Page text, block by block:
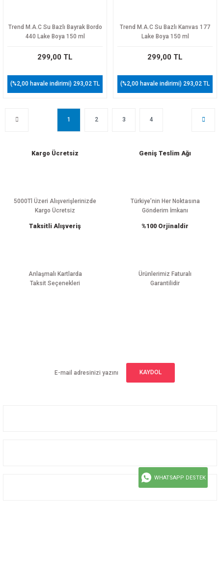
Trend M.A.C Su Bazlı Bayrak Bordo
440 Lake Boya 150 ml
299,00 TL
(%2,00 havale indirimi) 293,02 TL
Trend M.A.C Su Bazlı Kanvas 177
Lake Boya 150 ml
299,00 TL
(%2,00 havale indirimi) 293,02 TL
1 2 3 4
Kargo Ücretsiz
5000Tl Üzeri Alışverişlerinizde
Kargo Ücretsiz
Geniş Teslim Ağı
Türkiye’nin Her Noktasına
Gönderim İmkanı
Taksitli Alışveriş
Anlaşmalı Kartlarda
Taksit Seçenekleri
%100 Orjinaldir
Ürünlerimiz Faturalı
Garantilidir
KAYDOL
WHATSAPP DESTEK